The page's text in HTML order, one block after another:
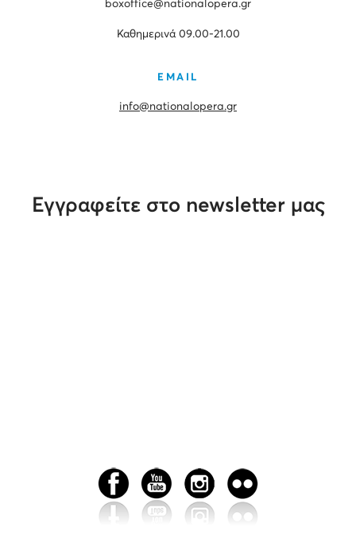
boxoffice@nationalopera.gr
Καθημερινά 09.00-21.00
EMAIL
info@nationalopera.gr
Εγγραφείτε στο newsletter μας